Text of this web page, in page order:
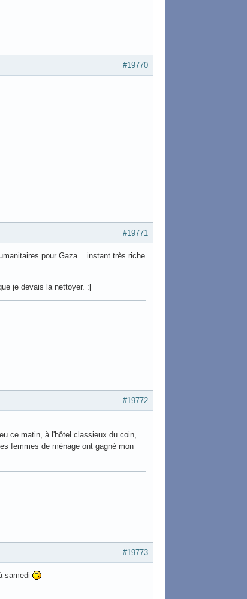
#19770
#19771
pour Gaza... instant très riche
je devais la nettoyer. :[
#19772
ce matin, à l'hôtel classieux du coin,
femmes de ménage ont gagné mon
#19773
samedi